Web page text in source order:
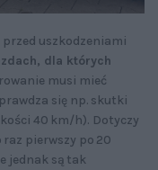
przed uszkodzeniami
dla których
musi mieć
się np. skutki
40 km/h). Dotyczy
pierwszy po 20
jednak są tak